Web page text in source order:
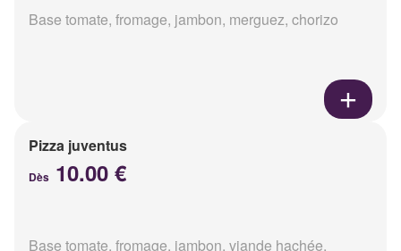
Base tomate, fromage, jambon, merguez, chorizo
Pizza juventus
Dès 10.00 €
Base tomate, fromage, jambon, viande hachée,